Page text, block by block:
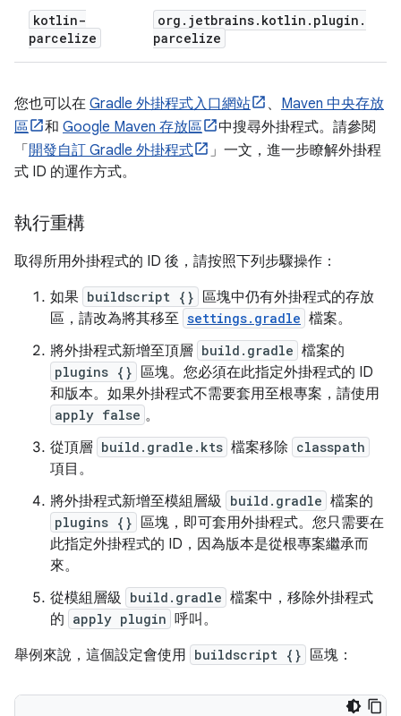
kotlin-
parcelize
org . jetbrains. kotlin . plugin .
parcelize
您也可以在 Gradle 外掛程式入口網站 、 Maven 中央存放
區
和 Google Maven 存放區
中搜尋外掛程式。請參閱
「 開發自訂 Gradle 外掛程式
」一文，進一步瞭解外掛程
式 ID 的運作方式。
執行重構
取得所用外掛程式的 ID 後，請按照下列步驟操作：
如果 buildscript {} 區塊中仍有外掛程式的存放
區，請改為將其移至 settings.gradle 檔案。
將外掛程式新增至頂層 build.gradle 檔案的
plugins {} 區塊。您必須在此指定外掛程式的 ID
和版本。如果外掛程式不需要套用至根專案，請使用
apply false 。
從頂層 build.gradle.kts 檔案移除 classpath
項目。
將外掛程式新增至模組層級 build.gradle 檔案的
plugins {} 區塊，即可套用外掛程式。您只需要在
此指定外掛程式的 ID，因為版本是從根專案繼承而
來。
從模組層級 build.gradle 檔案中，移除外掛程式
的 apply plugin 呼叫。
舉例來說，這個設定會使用 buildscript {} 區塊：